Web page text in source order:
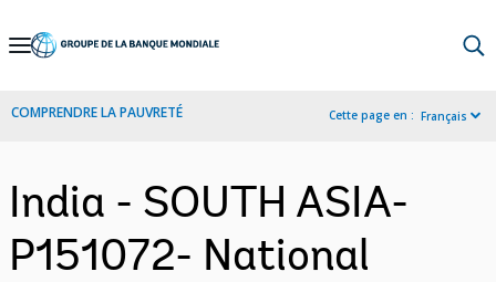
Skip
Navigation
COMPRENDRE LA PAUVRETÉ Cette page en : Français
India - SOUTH ASIA-
P151072- National